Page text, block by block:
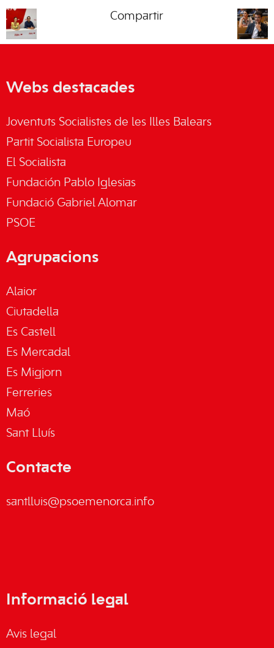
Compartir
Webs destacades
Joventuts Socialistes de les Illes Balears
Partit Socialista Europeu
El Socialista
Fundación Pablo Iglesias
Fundació Gabriel Alomar
PSOE
Agrupacions
Alaior
Ciutadella
Es Castell
Es Mercadal
Es Migjorn
Ferreries
Maó
Sant Lluís
Contacte
santlluis@psoemenorca.info
Informació legal
Avis legal